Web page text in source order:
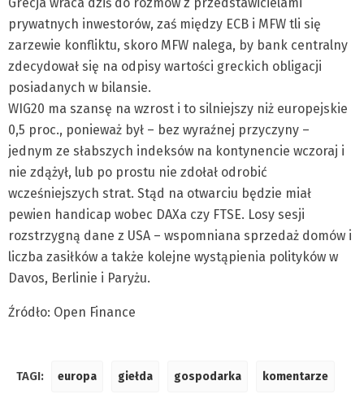
prywatnych inwestorów, zaś między ECB i MFW tli się
zarzewie konfliktu, skoro MFW nalega, by bank centralny
zdecydował się na odpisy wartości greckich obligacji
posiadanych w bilansie.
WIG20 ma szansę na wzrost i to silniejszy niż europejskie
0,5 proc., ponieważ był – bez wyraźnej przyczyny –
jednym ze słabszych indeksów na kontynencie wczoraj i
nie zdążył, lub po prostu nie zdołał odrobić
wcześniejszych strat. Stąd na otwarciu będzie miał
pewien handicap wobec DAXa czy FTSE. Losy sesji
rozstrzygną dane z USA – wspomniana sprzedaż domów i
liczba zasiłków a także kolejne wystąpienia polityków w
Davos, Berlinie i Paryżu.
Źródło: Open Finance
TAGI: europa giełda gospodarka komentarze